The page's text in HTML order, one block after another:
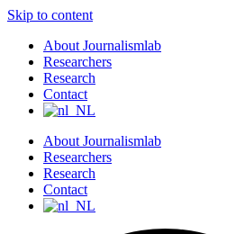
Skip to content
About Journalismlab
Researchers
Research
Contact
About Journalismlab
Researchers
Research
Contact